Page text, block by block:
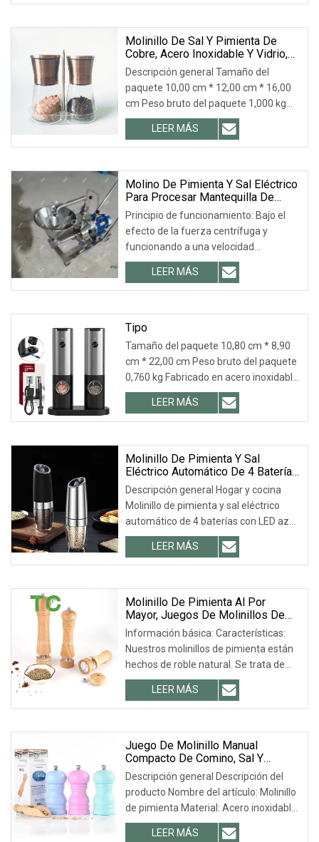
en el proceso de trituración de baja
Molinillo De Sal Y Pimienta De
Cobre, Acero Inoxidable Y Vidrio,
Venta Al Por Mayor, Con Fondo De
Vidrio.
Descripción general Tamaño del
paquete 10,00 cm * 12,00 cm * 16,00
cm Peso bruto del paquete 1,000 kg
Molinillo de sal y pimienta de vidrio de
acero inoxidable de cobre Molino de
especias con fondo de vidrio al por
vidrio manual
LEER MÁS
Molino De Pimienta Y Sal Eléctrico
Para Procesar Mantequilla De
Maní, Venta Directa De Fábrica
Principio de funcionamiento: Bajo el
efecto de la fuerza centrífuga y
funcionando a una velocidad
relativamente alta entre el engranaje
giratorio y el engranaje fijo, los
materiales líquidos y semilíquidos se
LEER MÁS
Tipo
Tamaño del paquete 10,80 cm * 8,90
cm * 22,00 cm Peso bruto del paquete
0,760 kg Fabricado en acero inoxidable
y ABS Botón redondo con patrón de
CD, molienda automática con una
simple presión Diseño único de
LEER MÁS
Molinillo De Pimienta Y Sal
Eléctrico Automático De 4 Baterías
Para El Hogar Y La Cocina Con LED
Azul
Descripción general Hogar y cocina
Molinillo de pimienta y sal eléctrico
automático de 4 baterías con LED azul
Dongsun Homeware Products Industry
and Trading Firm fue fundada en 2016,
ubicada en la provincia de Zhejiang,
LEER MÁS
Molinillo De Pimienta Al Por
Mayor, Juegos De Molinillos De
Sal Y Pimienta De Madera,
Molinillo De Sal Manual Clásico,
Juegos De Molinillos De Pimienta
Recargables Con Ventana Visible
De Acrílico.
Información básica: Características:
Nuestros molinillos de pimienta están
hechos de roble natural. Se trata de
madera maciza sin plástico, lo que
garantiza su uso seguro. ★ Molinillos
de sal y pimienta recargables: madera
LEER MÁS
Juego De Molinillo Manual
Compacto De Comino, Sal Y
Pimienta
Descripción general Descripción del
producto Nombre del artículo: Molinillo
de pimienta Material: Acero inoxidable
y cerámica Tamaño: 11,5*5 cm Peso:
118 g Embalaje: Bolsa de OPP / Caja
LEER MÁS